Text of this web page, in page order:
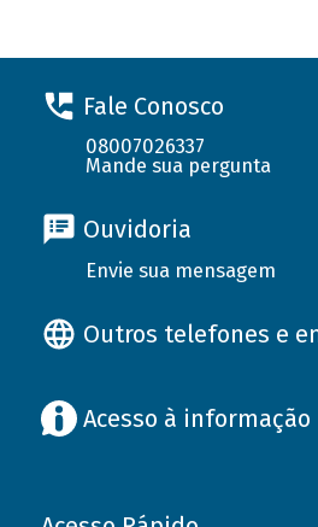
Fale Conosco
08007026337
Mande sua pergunta
Ouvidoria
Envie sua mensagem
Outros telefones e
Acesso à informação